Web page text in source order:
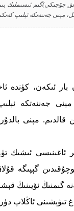
چۆچىكى)گىم ئىسىملىك
مېنى جەننەتكە ئېلىپ
بار ئىكەن، كۈندە
جەننەتكە
قالدىم. مېنى
ئىشىك
گېپىگە
گىمنىڭ ئۆيىنىڭ
تىۋېشىنى ئاڭلاپ